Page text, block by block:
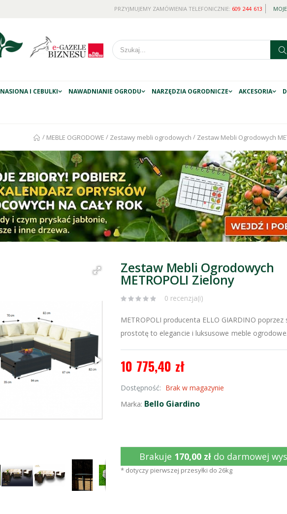
PRZYJMUJEMY ZAMÓWIENIA TELEFONICZNIE: 609 244 613
NASIONA I CEBULKI NAWADNIANIE OGRODU NARZĘDZIA OGRODNICZE AKCESORIA
/ MEBLE OGRODOWE / Zestawy mebli ogrodowych / Zestaw Mebli Ogrodowych
Zestaw Mebli Ogrodowych
METROPOLI Zielony
0 recenzja(i)
METROPOLI producenta ELLO GIARDINO poprzez
prostotę to elegancie i luksusowe meble ogrodowe.
10 775,40 zł
Dostępność: Brak w magazynie
Marka: Bello Giardino
Brakuje 170,00 zł do darmowej
* dotyczy pierwszej przesyłki do 26kg